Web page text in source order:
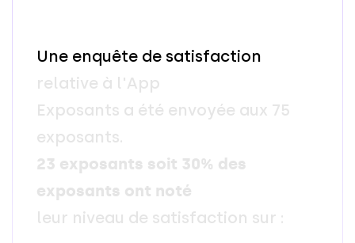
Une enquête de satisfaction
relative à l'App
Exposants a été envoyée aux 75
exposants.
23 exposants soit 30% des
exposants ont noté
leur niveau de satisfaction sur :